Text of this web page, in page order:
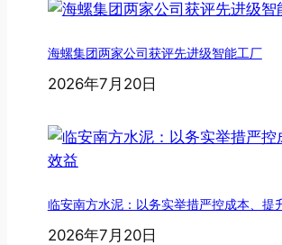
海螺集团两家公司获评先进级智能工厂
2026年7月20日
临安南方水泥：以务实举措严控成本、提
2026年7月20日